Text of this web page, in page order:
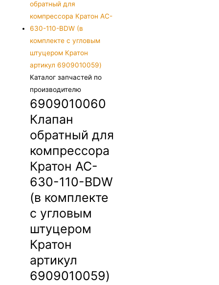
Каталог запчастей по
производителю
6909010060
Клапан
обратный для
компрессора
Кратон AC-
630-110-BDW
(в комплекте
с угловым
штуцером
Кратон
артикул
6909010059)